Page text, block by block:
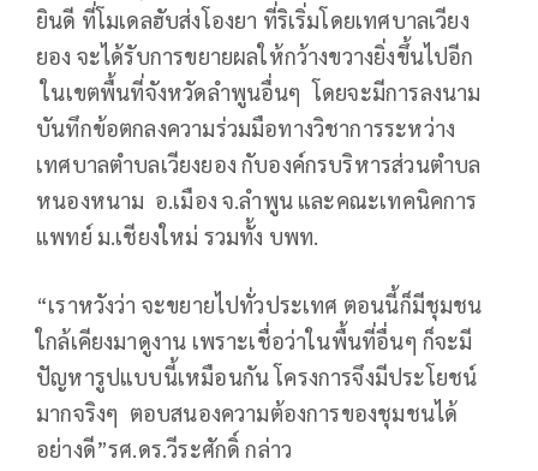
ยินดี ที่โมเดลฮับส่งโองยา ที่ริเริ่มโดยเทศบาลเวียง
ยอง จะได้รับการขยายผลให้กว้างขวางยิ่งขึ้นไปอีก
ในเขตพื้นที่จังหวัดลำพูนอื่นๆ โดยจะมีการลงนาม
บันทึกข้อตกลงความร่วมมือทางวิชาการระหว่าง
เทศบาลตำบลเวียงยอง กับองค์กรบริหารส่วนตำบล
หนองหนาม อ.เมือง จ.ลำพูน และคณะเทคนิคการ
แพทย์ ม.เชียงใหม่ รวมทั้ง บพท.
“เราหวังว่า จะขยายไปทั่วประเทศ ตอนนี้ก็มีชุมชน
ใกล้เคียงมาดูงาน เพราะเชื่อว่าในพื้นที่อื่นๆ ก็จะมี
ปัญหารูปแบบนี้เหมือนกัน โครงการจึงมีประโยชน์
มากจริงๆ ตอบสนองความต้องการของชุมชนได้
อย่างดี”รศ.ดร.วีระศักดิ์ กล่าว